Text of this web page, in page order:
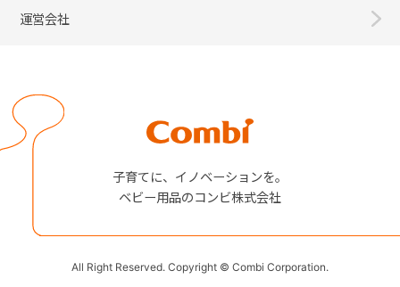
運営会社
子育てに、イノベーションを。
ベビー用品のコンビ株式会社
All Right Reserved. Copyright © Combi Corporation.